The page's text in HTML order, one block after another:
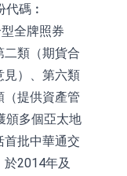
碼︰
全牌照券
二類（期貨合
見）、第六類
（提供資產管
頒多個亞太地
首批中華通交
2014年及